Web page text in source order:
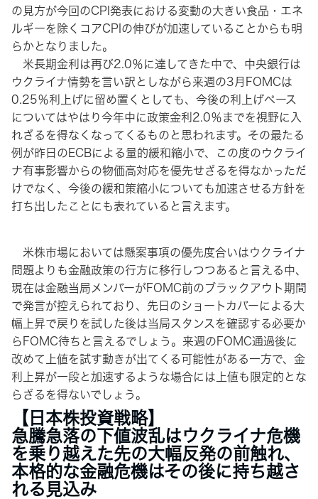
の見方が今回のCPI発表における変動の大きい食品・エネ
ルギーを除くコアCPIの伸びが加速していることからも明
らかとなりました。
米長期金利は再び2.0％に達してきた中で、中央銀行は
ウクライナ情勢を言い訳としながら来週の3月FOMCは
0.25％利上げに留め置くとしても、今後の利上げペース
についてはやはり今年中に政策金利2.0％までを視野に入
れざるを得なくなってくるものと思われます。その最たる
例が昨日のECBによる量的緩和縮小で、この度のウクライ
ナ有事影響からの物価高対応を優先せざるを得なかっただ
けでなく、今後の緩和策縮小についても加速させる方針を
打ち出したことにも表れていると言えます。
米株市場においては懸案事項の優先度合いはウクライナ
問題よりも金融政策の行方に移行しつつあると言える中、
現在は金融当局メンバーがFOMC前のブラックアウト期間
で発言が控えられており、先日のショートカバーによる大
幅上昇で戻りを試した後は当局スタンスを確認する必要か
らFOMC待ちと言えるでしょう。来週のFOMC通過後に
改めて上値を試す動きが出てくる可能性がある一方で、金
利上昇が一段と加速するような場合には上値も限定的とな
らざるを得ないでしょう。
【日本株投資戦略】
急騰急落の下値波乱はウクライナ危機
を乗り越えた先の大幅反発の前触れ、
本格的な金融危機はその後に持ち越さ
れる見込み